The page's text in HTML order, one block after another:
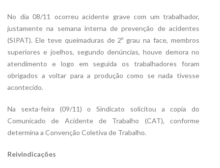
No dia 08/11 ocorreu acidente grave com um trabalhador,
justamente na semana interna de prevenção de acidentes
(SIPAT). Ele teve queimaduras de 2º grau na face, membros
superiores e joelhos, segundo denúncias, houve demora no
atendimento e logo em seguida os trabalhadores foram
obrigados a voltar para a produção como se nada tivesse
acontecido.
Na sexta-feira (09/11) o Sindicato solicitou a copia do
Comunicado de Acidente de Trabalho (CAT), conforme
determina a Convenção Coletiva de Trabalho.
Reivindicações